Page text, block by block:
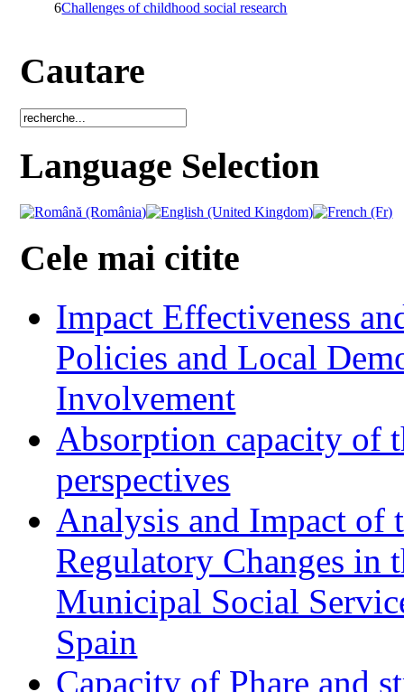
6Challenges of childhood social research
Cautare
Language Selection
Cele mai citite
Impact Effectiveness
Policies and Local
Involvement
Absorption capacity of
perspectives
Analysis and Impact of
Regulatory Changes in
Municipal Social
Spain
Capacity of Phare and